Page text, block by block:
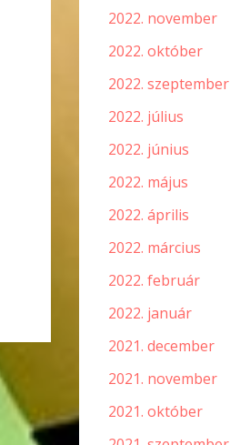
2022. november
2022. október
2022. szeptember
2022. július
2022. június
2022. május
2022. április
2022. március
2022. február
2022. január
2021. december
2021. november
2021. október